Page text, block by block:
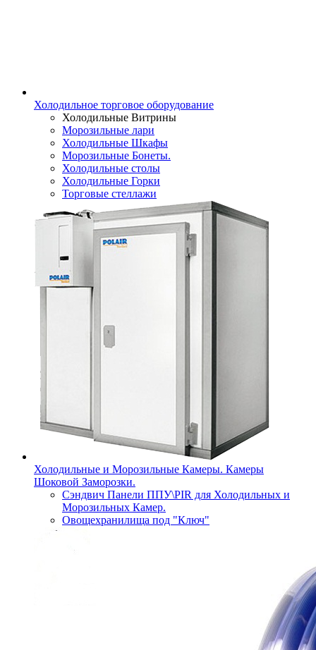
Холодильное торговое оборудование
Холодильные Витрины
Морозильные лари
Холодильные Шкафы
Морозильные Бонеты.
Холодильные столы
Холодильные Горки
Торговые стеллажи
Холодильные и Морозильные Камеры. Камеры
Шоковой Заморозки.
Сэндвич Панели ППУ\PIR для Холодильных и
Морозильных Камер.
Овощехранилища под "Ключ"